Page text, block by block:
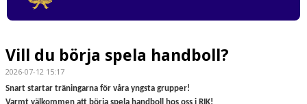
Vill du börja spela handboll?
2026-07-12 15:17
Snart startar träningarna för våra yngsta grupper!